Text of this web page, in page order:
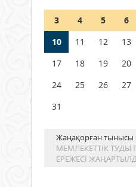
мыңнан астам
қауіпсіздігін
06 тамыз 2026 ж.
3
4 5 6
10
11 12 13
17
18 19 20
24
25 26 27
31
Жаңақорған тынысы
МЕМЛЕКЕТТІК ТУДЫ
ЕРЕЖЕСІ